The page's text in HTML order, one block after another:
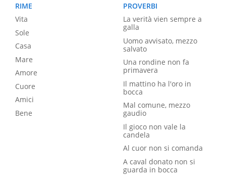
RIME
Vita
Sole
Casa
Mare
Amore
Cuore
Amici
Bene
PROVERBI
La verità vien sempre a
galla
Uomo avvisato, mezzo
salvato
Una rondine non fa
primavera
Il mattino ha l'oro in
bocca
Mal comune, mezzo
gaudio
Il gioco non vale la
candela
Al cuor non si comanda
A caval donato non si
guarda in bocca